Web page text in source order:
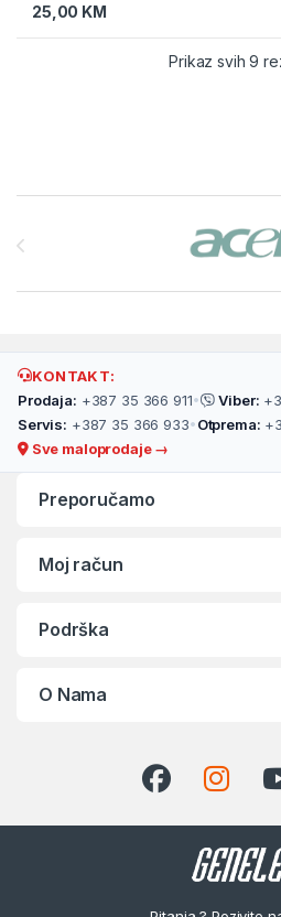
25,00 KM
Prikaz svih 9
KONTAKT:
Prodaja: +387 35 366 911• Viber:
Servis: +387 35 366 933• Otprema:
Sve maloprodaje →
Preporučamo
Moj račun
Podrška
O Nama